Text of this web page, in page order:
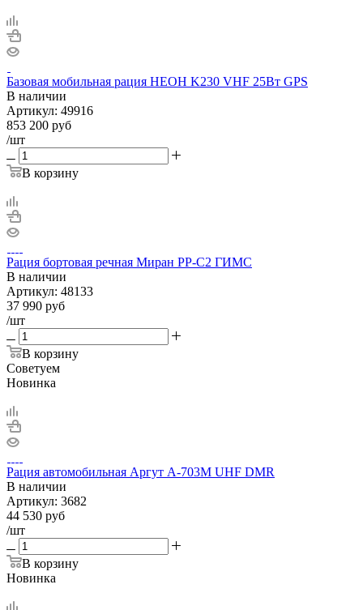
Базовая мобильная рация НЕОН K230 VHF 25Вт GPS
В наличии
Артикул: 49916
853 200 руб
/шт
В корзину
Рация бортовая речная Миран РР-С2 ГИМС
В наличии
Артикул: 48133
37 990 руб
/шт
В корзину
Советуем
Новинка
Рация автомобильная Аргут А-703М UHF DMR
В наличии
Артикул: 3682
44 530 руб
/шт
В корзину
Новинка